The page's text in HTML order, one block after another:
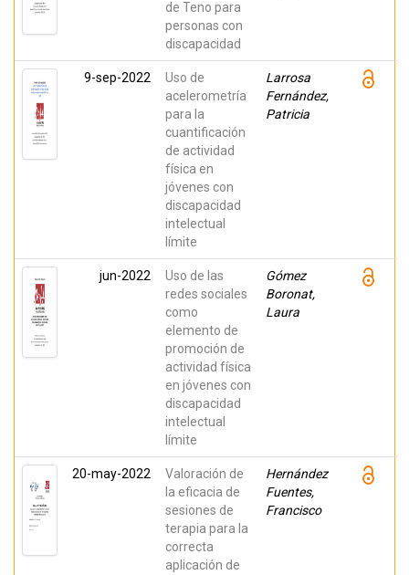
de Teno para
personas con
discapacidad
9-sep-2022
Uso de
acelerometría
para la
cuantificación
de actividad
física en
jóvenes con
discapacidad
intelectual
límite
Larrosa
Fernández,
Patricia
jun-2022
Uso de las
redes sociales
como
elemento de
promoción de
actividad física
en jóvenes con
discapacidad
intelectual
límite
Gómez
Boronat,
Laura
20-may-2022
Valoración de
la eficacia de
sesiones de
terapia para la
correcta
aplicación de
Hernández
Fuentes,
Francisco